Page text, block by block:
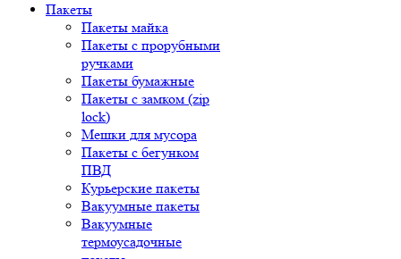
Пакеты
Пакеты майка
Пакеты с прорубными
ручками
Пакеты бумажные
Пакеты с замком (zip
lock)
Мешки для мусора
Пакеты с бегунком
ПВД
Курьерские пакеты
Вакуумные пакеты
Вакуумные
термоусадочные